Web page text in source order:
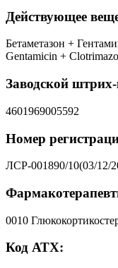
Действующее
Бетаметазон +
Gentamicin +
Заводской
4601969005592
Номер
ЛСР-001890/10(03/12/
0010
Код АТХ: